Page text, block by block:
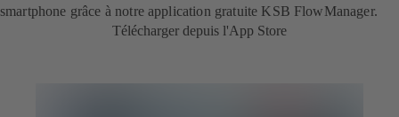
smartphone grâce à notre application gratuite KSB FlowManager.
Télécharger depuis l'App Store